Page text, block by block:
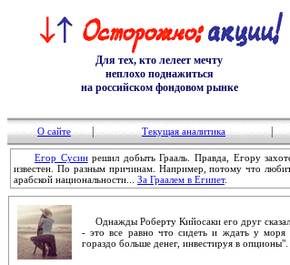
Для тех, кто лелеет мечту
неплохо поднажиться
на российском фондовом рынке
О сайте Текущая аналитика
Егор Сусинрешил добыть Грааль. Правда, Егору
известен. По разным причинам. Например, потому что
арабской национальности... За Граалем в Египет.
Однажды Роберту Кийосаки его друг
- это все равно что сидеть и ждать у моря
гораздо больше денег, инвестируя в опционы".